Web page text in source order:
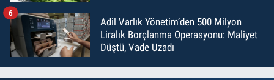
Adil Varlık Yönetim’den 500 Milyon
Liralık Borçlanma Operasyonu: Maliyet
Düştü, Vade Uzadı
6